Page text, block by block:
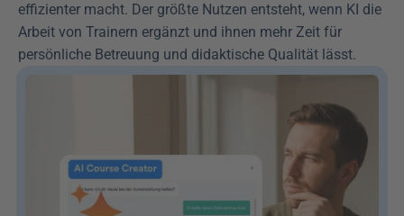
effizienter macht. Der größte Nutzen entsteht, wenn KI die
Arbeit von Trainern ergänzt und ihnen mehr Zeit für
persönliche Betreuung und didaktische Qualität lässt.